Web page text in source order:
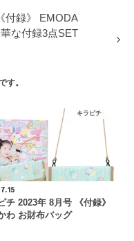
付録》 EMODA
な付録3点SET
す。
キラピチ
チ 2023年 8月号 《付録》
わ お財布バッグ